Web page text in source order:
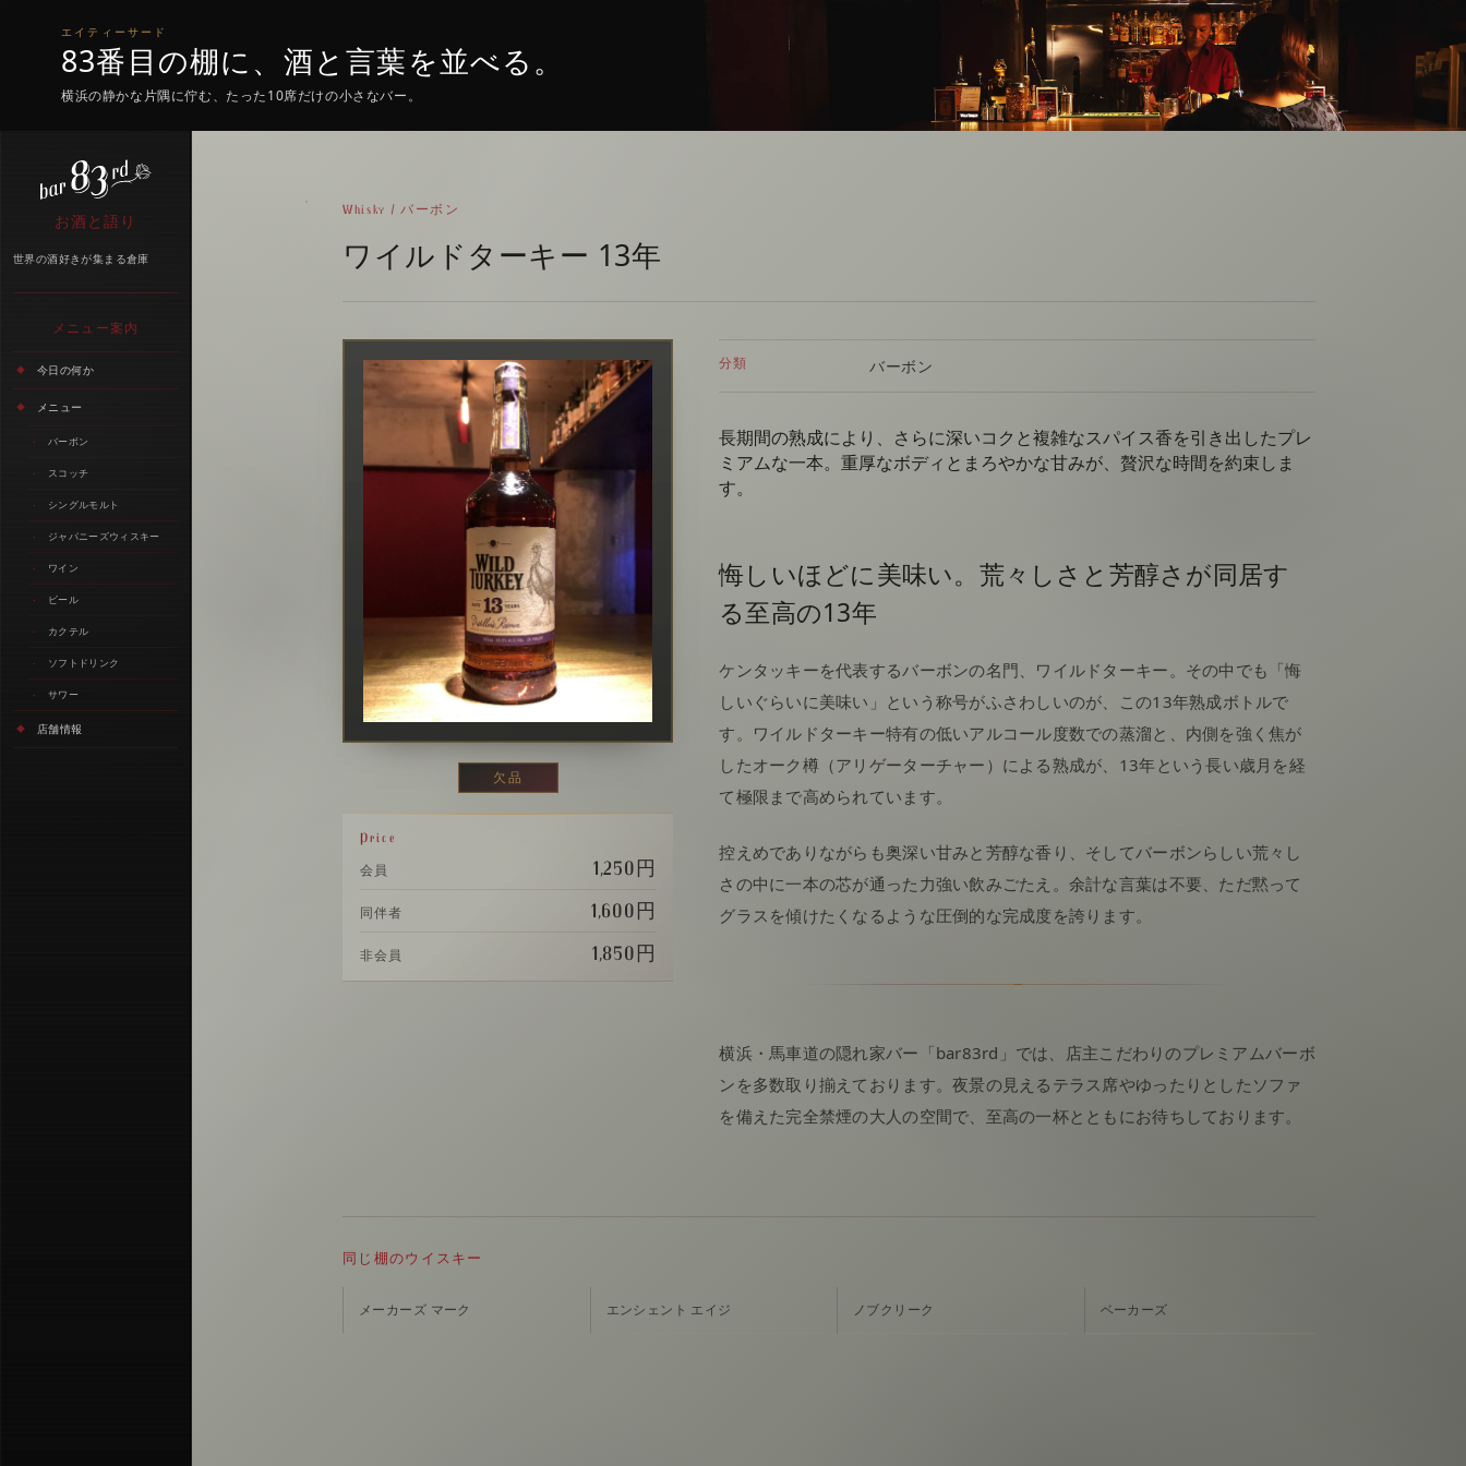
エイティーサード
83番目の棚に、酒と言葉を並べる。
横浜の静かな片隅に佇む、たった10席だけの小さなバー。
お酒と語り
世界の酒好きが集まる倉庫
メニュー案内
今日の何か
メニュー
バーボン
スコッチ
シングルモルト
ジャパニーズウィスキー
ワイン
ビール
カクテル
ソフトドリンク
サワー
店舗情報
Whisky / バーボン
ワイルドターキー 13年
欠品
Price
会員 1,250円
同伴者 1,600円
非会員 1,850円
分類 バーボン
長期間の熟成により、さらに深いコクと複雑なスパイス香を引き出したプレ
ミアムな一本。重厚なボディとまろやかな甘みが、贅沢な時間を約束しま
す。
悔しいほどに美味い。荒々しさと芳醇さが同居す
る至高の13年
ケンタッキーを代表するバーボンの名門、ワイルドターキー。その中でも「悔
しいぐらいに美味い」という称号がふさわしいのが、この13年熟成ボトルで
す。ワイルドターキー特有の低いアルコール度数での蒸溜と、内側を強く焦が
したオーク樽（アリゲーターチャー）による熟成が、13年という長い歳月を経
て極限まで高められています。
控えめでありながらも奥深い甘みと芳醇な香り、そしてバーボンらしい荒々し
さの中に一本の芯が通った力強い飲みごたえ。余計な言葉は不要、ただ黙って
グラスを傾けたくなるような圧倒的な完成度を誇ります。
横浜・馬車道の隠れ家バー「bar83rd」では、店主こだわりのプレミアムバーボ
ンを多数取り揃えております。夜景の見えるテラス席やゆったりとしたソファ
を備えた完全禁煙の大人の空間で、至高の一杯とともにお待ちしております。
同じ棚のウイスキー
メーカーズ マーク エンシェント エイジ ノブクリーク ベーカーズ